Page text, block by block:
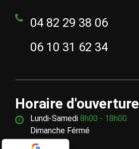
04 82 29 38 06
06 10 31 62 34
Horaire d'ouverture
Lundi-Samedi 8h00 - 18h00
Dimanche Férmé